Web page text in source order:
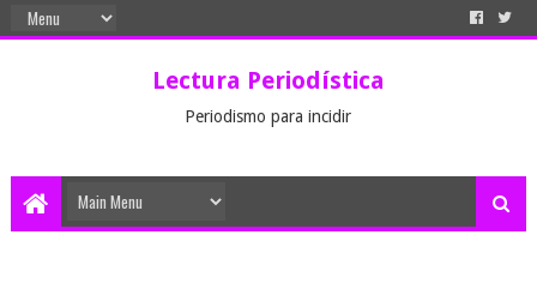
Lectura Periodística
Periodismo para incidir